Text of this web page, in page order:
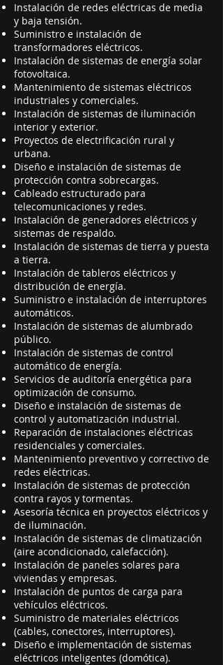
Instalación de redes eléctricas de media
y baja tensión.
Suministro e instalación de
transformadores eléctricos.
Instalación de sistemas de energía solar
fotovoltaica.
Mantenimiento de sistemas eléctricos
industriales y comerciales.
Instalación de sistemas de iluminación
interior y exterior.
Proyectos de electrificación rural y
urbana.
Diseño e instalación de sistemas de
protección contra sobrecargas.
Cableado estructurado para
telecomunicaciones y redes.
Instalación de generadores eléctricos y
sistemas de respaldo.
Instalación de sistemas de tierra y puesta
a tierra.
Instalación de tableros eléctricos y
distribución de energía.
Suministro e instalación de interruptores
automáticos.
Instalación de sistemas de alumbrado
público.
Instalación de sistemas de control
automático de energía.
Servicios de auditoría energética para
optimización de consumo.
Diseño e instalación de sistemas de
control y automatización industrial.
Reparación de instalaciones eléctricas
residenciales y comerciales.
Mantenimiento preventivo y correctivo de
redes eléctricas.
Instalación de sistemas de protección
contra rayos y tormentas.
Asesoría técnica en proyectos eléctricos y
de iluminación.
Instalación de sistemas de climatización
(aire acondicionado, calefacción).
Instalación de paneles solares para
viviendas y empresas.
Instalación de puntos de carga para
vehículos eléctricos.
Suministro de materiales eléctricos
(cables, conectores, interruptores).
Diseño e implementación de sistemas
eléctricos inteligentes (domótica).